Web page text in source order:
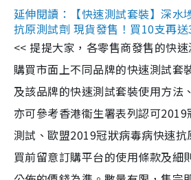
延伸閱讀：【快速測試套裝】深水
抗原測試劑 現貨發售！買10支再
<< 提提大家，各零售商發售的快速
購買市面上不同品牌的快速測試套
及該品牌的快速測試套裝使用方法
亦可參考香港衞生署表列認可
測試、歐盟2019冠狀病毒病快速
買前留意訂購平台的使用條款及細